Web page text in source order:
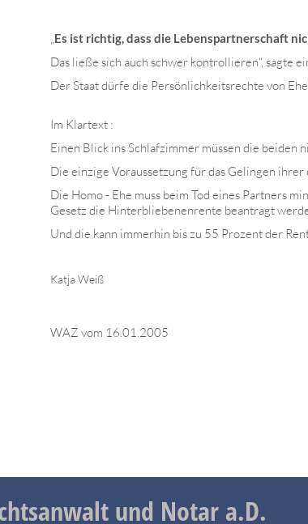
„Es ist richtig, dass die Lebenspartnerschaft
Das ließe sich auch schwer kontrollieren“, sagte
Der Staat dürfe die Persönlichkeitsrechte von
Im Klartext :
Einen Blick ins Schlafzimmer müssen die beiden
Die einzige Voraussetzung für das Gelingen ihrer
Die Homo - Ehe muss beim Tod eines Partners
Gesetz die Hinterbliebenenrente beantragt
Und die kann immerhin bis zu 55 Prozent der
Katja Weiß
WAZ vom 16.01.2005
und Notar a.D.